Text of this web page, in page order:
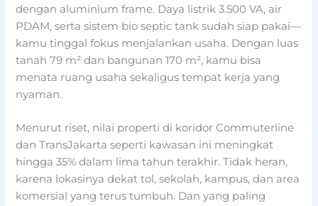
dengan aluminium frame. Daya listrik 3.500 VA, air
PDAM, serta sistem bio septic tank sudah siap pakai—
kamu tinggal fokus menjalankan usaha. Dengan luas
tanah 79 m² dan bangunan 170 m², kamu bisa
menata ruang usaha sekaligus tempat kerja yang
nyaman.
Menurut riset, nilai properti di koridor Commuterline
dan TransJakarta seperti kawasan ini meningkat
hingga 35% dalam lima tahun terakhir. Tidak heran,
karena lokasinya dekat tol, sekolah, kampus, dan area
komersial yang terus tumbuh. Dan yang paling